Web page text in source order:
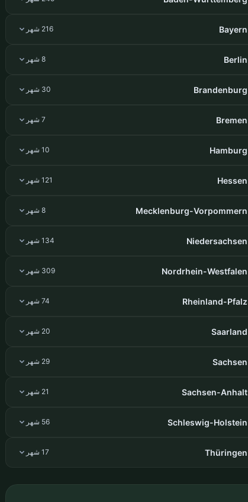
Bayern 216 شهر
Berlin 8 شهر
Brandenburg 30 شهر
Bremen 7 شهر
Hamburg 10 شهر
Hessen 121 شهر
Mecklenburg-Vorpommern 8 شهر
Niedersachsen 134 شهر
Nordrhein-Westfalen 309 شهر
Rheinland-Pfalz 74 شهر
Saarland 20 شهر
Sachsen 29 شهر
Sachsen-Anhalt 21 شهر
Schleswig-Holstein 56 شهر
Thüringen 17 شهر